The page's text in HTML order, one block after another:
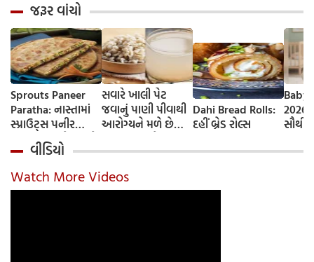
જરૂર વાંચો
Sprouts Paneer
Paratha: નાસ્તામાં
સ્પ્રાઉટ્સ પનીર
પરાઠા બનાવો, તમને
પ્રોટીનનો ડબલ ડોઝ
મળશે
સવારે ખાલી પેટ
જવાનું પાણી પીવાથી
આરોગ્યને મળે છે
જાણીએ તેના ફાયદા
અને ઉપયોગ કરવાની
યોગ્ય રીત
Dahi Bread Rolls:
દહીં બ્રેડ રોલ્સ
Baby
વીડિયો
Watch More Videos